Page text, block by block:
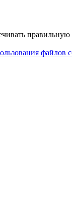
правильную
файлов